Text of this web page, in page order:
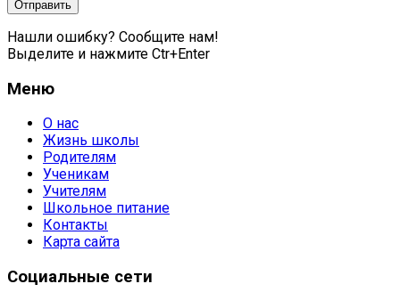
Нашли ошибку? Сообщите нам!
Выделите и нажмите Ctr+Enter
Меню
О нас
Жизнь школы
Родителям
Ученикам
Учителям
Школьное питание
Контакты
Карта сайта
Социальные сети